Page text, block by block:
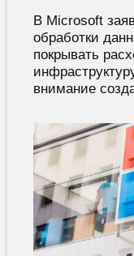
В Microsoft
обработки
покрывать
внимание